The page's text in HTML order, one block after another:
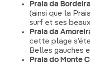
Praia da Bordeira
(ainsi que la
surf et ses
Praia da
cette plage
Belles gauches
Praia do Monte